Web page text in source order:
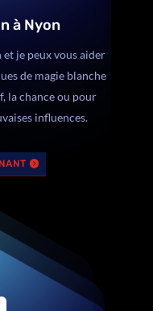
à Nyon
je peux vous aider
de magie blanche
la chance ou pour
influences.